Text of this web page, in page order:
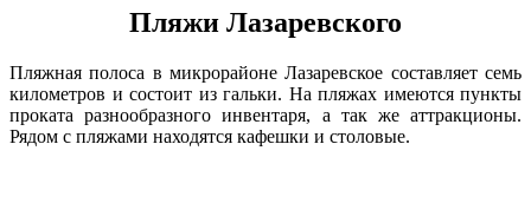
Пляжи Лазаревского
Пляжная полоса в микрорайоне Лазаревское составляет семь
километров и состоит из гальки. На пляжах имеются пункты
проката разнообразного инвентаря, а так же аттракционы.
Рядом с пляжами находятся кафешки и столовые.